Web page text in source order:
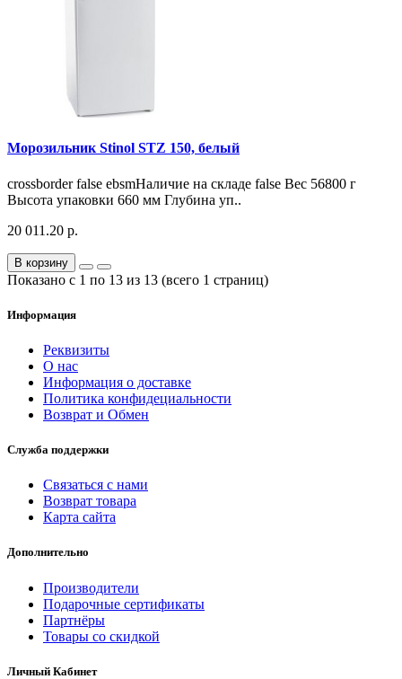
Морозильник Stinol STZ 150, белый
crossborder false ebsmНаличие на складе false Вес 56800 г
Высота упаковки 660 мм Глубина уп..
20 011.20 р.
В корзину
Показано с 1 по 13 из 13 (всего 1 страниц)
Информация
Реквизиты
О нас
Информация о доставке
Политика конфидециальности
Возврат и Обмен
Служба поддержки
Связаться с нами
Возврат товара
Карта сайта
Дополнительно
Производители
Подарочные сертификаты
Партнёры
Товары со скидкой
Личный Кабинет